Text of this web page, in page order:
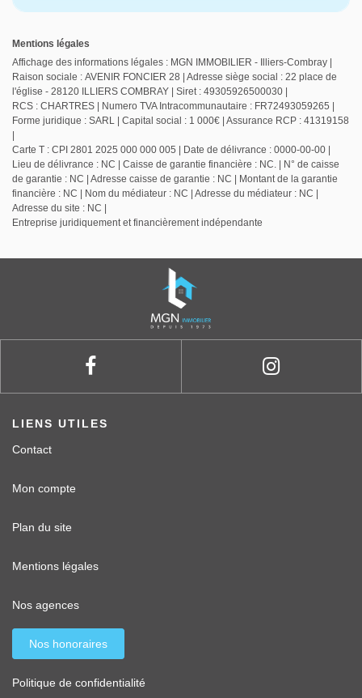
Mentions légales
Affichage des informations légales : MGN IMMOBILIER - Illiers-Combray |
Raison sociale : AVENIR FONCIER 28 | Adresse siège social : 22 place de
l'église - 28120 ILLIERS COMBRAY | Siret : 49305926500030 |
RCS : CHARTRES | Numero TVA Intracommunautaire : FR72493059265 |
Forme juridique : SARL | Capital social : 1 000€ | Assurance RCP : 41319158
Carte T : CPI 2801 2025 000 000 005 | Date de délivrance : 0000-00-00 |
Lieu de délivrance : NC | Caisse de garantie financière : NC. | N° de caisse
de garantie : NC | Adresse caisse de garantie : NC | Montant de la garantie
financière : NC | Nom du médiateur : NC | Adresse du médiateur : NC |
Adresse du site : NC |
Entreprise juridiquement et financièrement indépendante
LIENS UTILES
Contact
Mon compte
Plan du site
Mentions légales
Nos agences
Nos honoraires
Politique de confidentialité